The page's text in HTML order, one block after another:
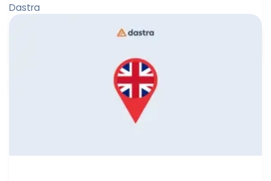
Dastra
Pourquoi piloter la conformité est devenu un enjeu